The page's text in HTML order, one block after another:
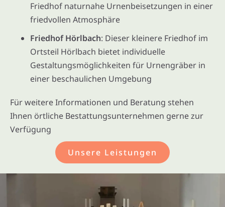
Friedhof naturnahe Urnenbeisetzungen in einer
friedvollen Atmosphäre
Friedhof Hörlbach: Dieser kleinere Friedhof im
Ortsteil Hörlbach bietet individuelle
Gestaltungsmöglichkeiten für Urnengräber in
einer beschaulichen Umgebung
Für weitere Informationen und Beratung stehen
Ihnen örtliche Bestattungsunternehmen gerne zur
Verfügung
Unsere Leistungen